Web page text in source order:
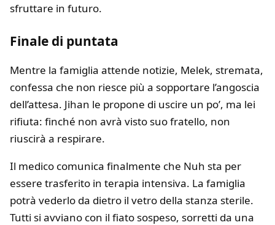
sfruttare in futuro.
Finale di puntata
Mentre la famiglia attende notizie, Melek, stremata,
confessa che non riesce più a sopportare l’angoscia
dell’attesa. Jihan le propone di uscire un po’, ma lei
rifiuta: finché non avrà visto suo fratello, non
riuscirà a respirare.
Il medico comunica finalmente che Nuh sta per
essere trasferito in terapia intensiva. La famiglia
potrà vederlo da dietro il vetro della stanza sterile.
Tutti si avviano con il fiato sospeso, sorretti da una